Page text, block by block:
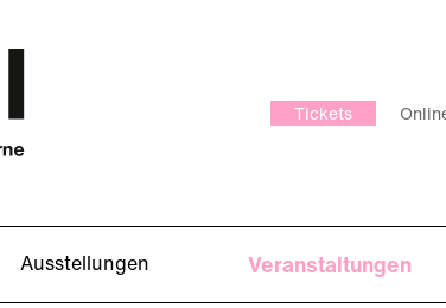
Tickets
Ausstellungen Veranstaltungen